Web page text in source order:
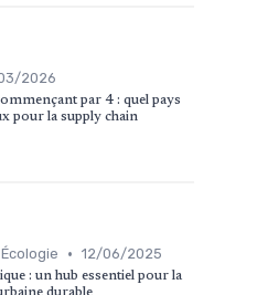
2026
par 4 : quel pays
pour la supply chain
• 12/06/2025
: un hub essentiel pour la